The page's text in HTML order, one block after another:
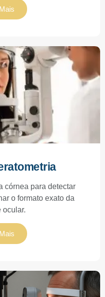
córnea para detectar
o formato exato da
ocular.